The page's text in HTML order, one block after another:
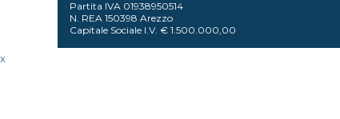
Partita IVA 01938950514
N. REA 150398 Arezzo
Capitale Sociale I.V. € 1.500.000,00
x